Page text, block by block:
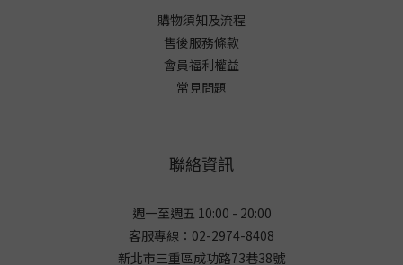
購物須知及流程
售後服務條款
會員福利權益
常見問題
聯絡資訊
週一至週五 10:00 - 20:00
客服專線：02-2974-8408
新北市三重區成功路73巷38號